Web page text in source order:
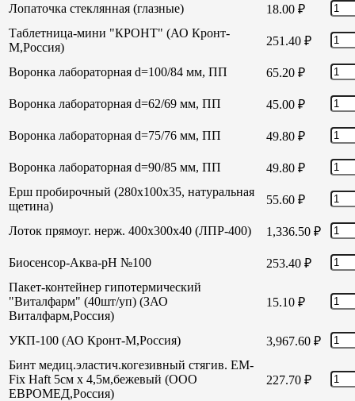
Лопаточка стеклянная (глазные) 18.00 ₽
Таблетница-мини "КРОНТ" (АО Кронт-
М,Россия)
251.40 ₽
Воронка лабораторная d=100/84 мм, ПП 65.20 ₽
Воронка лабораторная d=62/69 мм, ПП 45.00 ₽
Воронка лабораторная d=75/76 мм, ПП 49.80 ₽
Воронка лабораторная d=90/85 мм, ПП 49.80 ₽
Ерш пробирочный (280х100х35, натуральная
щетина)
55.60 ₽
Лоток прямоуг. нерж. 400х300х40 (ЛПР-400) 1,336.50 ₽
Биосенсор-Аква-рН №100 253.40 ₽
Пакет-контейнер гипотермический
"Виталфарм" (40шт/уп) (ЗАО
Виталфарм,Россия)
15.10 ₽
УКП-100 (АО Кронт-М,Россия) 3,967.60 ₽
Бинт медиц.эластич.когезивный стягив. EM-
Fix Haft 5см х 4,5м,бежевый (ООО
ЕВРОМЕД,Россия)
227.70 ₽